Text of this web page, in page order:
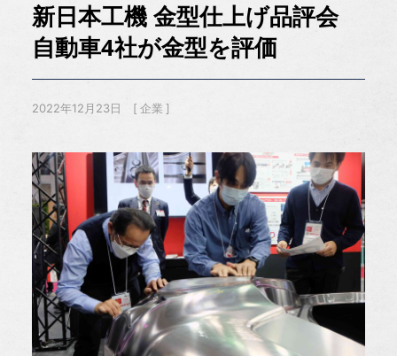
新日本工機 金型仕上げ品評会
自動車4社が金型を評価
2022年12月23日 企業